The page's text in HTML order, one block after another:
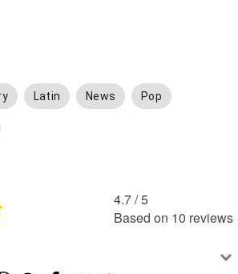
Latin News Pop
4.7 /5
Based on 10 reviews